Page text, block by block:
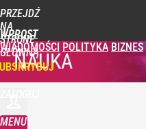
PRZEJDŹ
NA
STRONĘ
GŁÓWNĄ
WPROST
WIADOMOŚCI POLITYKA BIZNES
MENU
NAUKA